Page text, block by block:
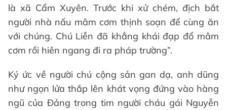
là xã Cẩm Xuyên. Trước khi xử chém, địch bắt
người nhà nấu mâm cơm thịnh soạn để cùng ăn
với chúng. Chú Liễn đã khẳng khái đạp đổ mâm
cơm rồi hiên ngang đi ra pháp trường”.
Ký ức về người chú cộng sản gan dạ, anh dũng
như ngọn lửa thắp lên khát vọng đứng vào hàng
ngũ của Đảng trong tim người cháu gái Nguyễn